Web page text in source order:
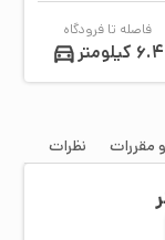
فاصله تا فرودگاه
6.4 کیلومتر
مقررات نظرات